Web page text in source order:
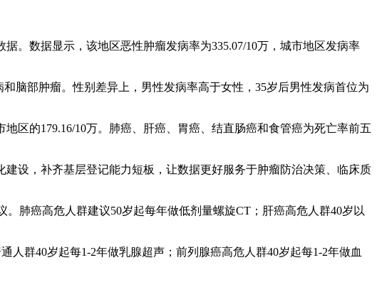
。数据显示，该地区恶性肿瘤发病率为335.07/10万，城市地区发病率
脑部肿瘤。性别差异上，男性发病率高于女性，35岁后男性发病首位为
区的179.16/10万。肺癌、肝癌、胃癌、结直肠癌和食管癌为死亡率前五
设，补齐基层登记能力短板，让数据更好服务于肿瘤防治决策、临床质
肺癌高危人群建议50岁起每年做低剂量螺旋CT；肝癌高危人群40岁以
群40岁起每1-2年做乳腺超声；前列腺癌高危人群40岁起每1-2年做血